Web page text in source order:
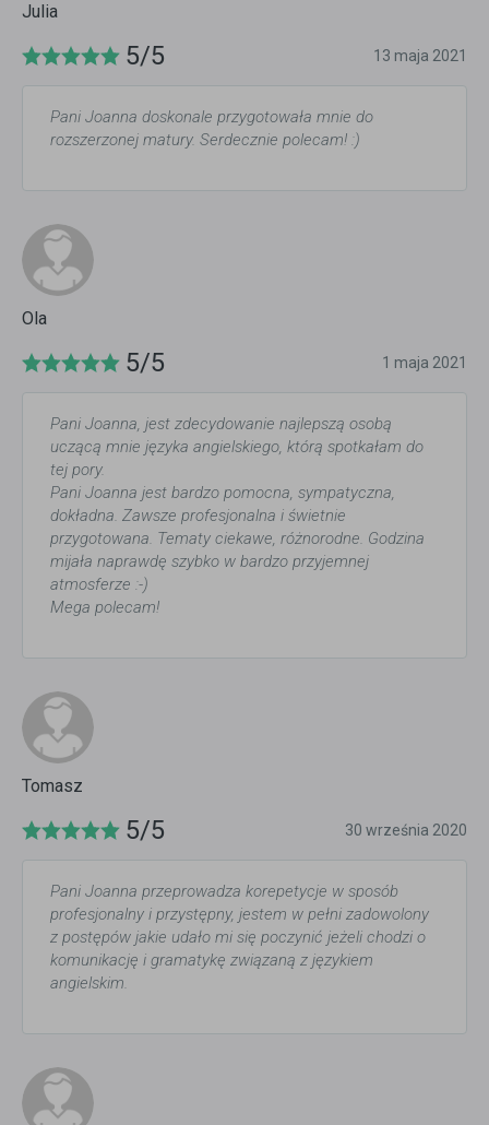
Julia
5/5 13 maja 2021
Pani Joanna doskonale przygotowała mnie do
rozszerzonej matury. Serdecznie polecam! :)
Ola
5/5 1 maja 2021
Pani Joanna, jest zdecydowanie najlepszą osobą
uczącą mnie języka angielskiego, którą spotkałam do
tej pory.
Pani Joanna jest bardzo pomocna, sympatyczna,
dokładna. Zawsze profesjonalna i świetnie
przygotowana. Tematy ciekawe, różnorodne. Godzina
mijała naprawdę szybko w bardzo przyjemnej
atmosferze :-)
Mega polecam!
Tomasz
5/5 30 września 2020
Pani Joanna przeprowadza korepetycje w sposób
profesjonalny i przystępny, jestem w pełni zadowolony
z postępów jakie udało mi się poczynić jeżeli chodzi o
komunikację i gramatykę związaną z językiem
angielskim.